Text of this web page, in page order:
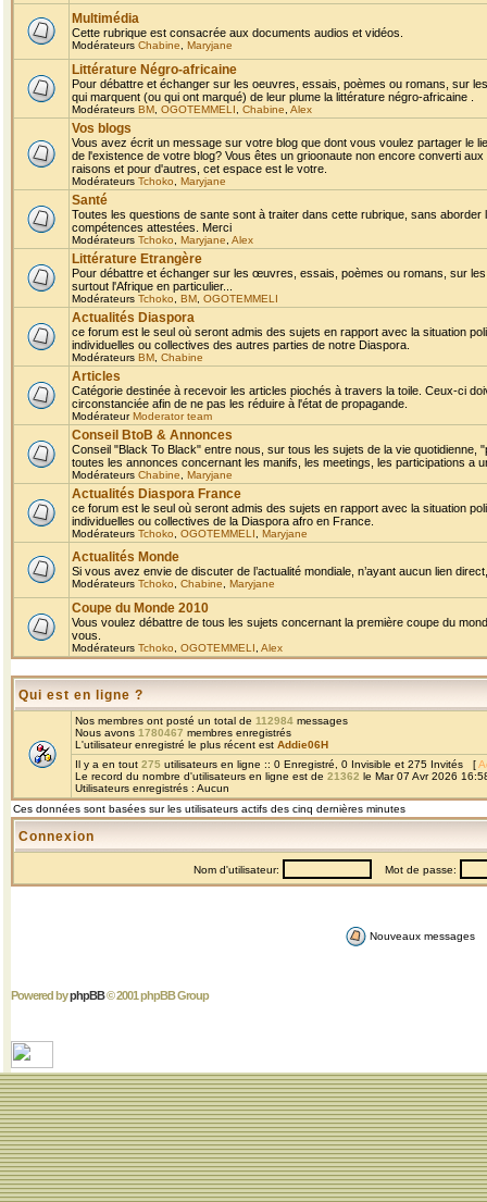
Multimédia
Cette rubrique est consacrée aux documents audios et vidéos.
Modérateurs Chabine Maryjane
Littérature Négro-africaine
Pour débattre et échanger sur les oeuvres, essais, poèmes ou romans, sur
qui marquent (ou qui ont marqué) de leur plume la littérature négro-africaine .
Modérateurs BM OGOTEMMELI Chabine Alex
Vos blogs
Vous avez écrit un message sur votre blog que dont vous voulez partager le
de l'existence de votre blog? Vous êtes un grioonaute non encore converti
raisons et pour d'autres, cet espace est le votre.
Modérateurs Tchoko Maryjane
Santé
Toutes les questions de sante sont à traiter dans cette rubrique, sans
compétences attestées. Merci
Modérateurs Tchoko Maryjane Alex
Littérature Etrangère
Pour débattre et échanger sur les œuvres, essais, poèmes ou romans, sur
surtout l'Afrique en particulier...
Modérateurs Tchoko BM OGOTEMMELI
Actualités Diaspora
ce forum est le seul où seront admis des sujets en rapport avec la situation
individuelles ou collectives des autres parties de notre Diaspora.
Modérateurs BM Chabine
Articles
Catégorie destinée à recevoir les articles piochés à travers la toile. Ceux-ci
circonstanciée afin de ne pas les réduire à l'état de propagande.
ModérateurModerator team
Conseil BtoB & Annonces
Conseil "Black To Black" entre nous, sur tous les sujets de la vie
toutes les annonces concernant les manifs, les meetings, les participations a
Modérateurs Chabine Maryjane
Actualités Diaspora France
ce forum est le seul où seront admis des sujets en rapport avec la situation
individuelles ou collectives de la Diaspora afro en France.
Modérateurs Tchoko OGOTEMMELI Maryjane
Actualités Monde
Si vous avez envie de discuter de l’actualité mondiale, n’ayant aucun lien
Modérateurs Tchoko Chabine Maryjane
Coupe du Monde 2010
Vous voulez débattre de tous les sujets concernant la première coupe du
vous.
Modérateurs Tchoko OGOTEMMELI Alex
Qui est en ligne ?
Nos membres ont posté un total de 112984 messages
Nous avons 1780467 membres enregistrés
L'utilisateur enregistré le plus récent est Addie06H
Il y a en tout 275 utilisateurs en ligne :: 0 Enregistré, 0 Invisible et 275 Invités [
Le record du nombre d'utilisateurs en ligne est de 21362 le Mar 07 Avr 2026
Utilisateurs enregistrés : Aucun
Ces données sont basées sur les utilisateurs actifs des cinq dernières minutes
Connexion
Nom d'utilisateur: Mot de passe:
Nouveaux messages
Powered byphpBB© 2001 phpBB Group